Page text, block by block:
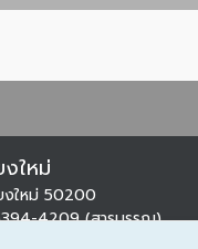
ใหม่
งใหม่ 50200
4209 (สารบรรณ)